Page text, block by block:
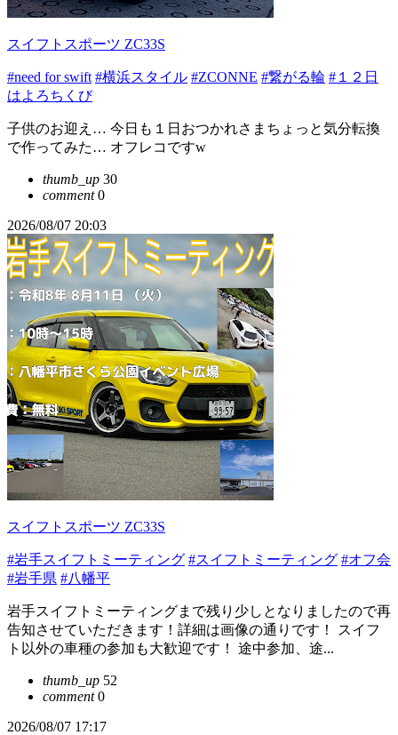
スイフトスポーツ ZC33S
#need for swift #横浜スタイル #ZCONNE #繋がる輪 #１２日
はよろちくび
子供のお迎え… 今日も１日おつかれさまちょっと気分転換
で作ってみた… オフレコですw
thumb_up 30
comment0
2026/08/07 20:03
スイフトスポーツ ZC33S
#岩手スイフトミーティング #スイフトミーティング #オフ会
#岩手県 #八幡平
岩手スイフトミーティングまで残り少しとなりましたので再
告知させていただきます！詳細は画像の通りです！ スイフ
ト以外の車種の参加も大歓迎です！ 途中参加、途...
thumb_up 52
comment0
2026/08/07 17:17